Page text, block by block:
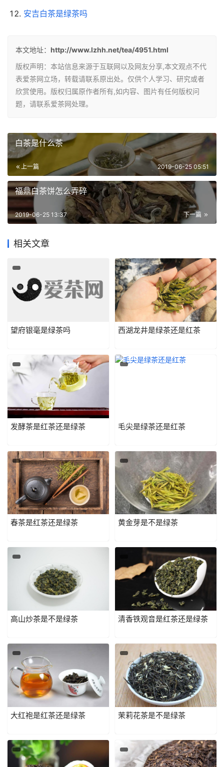
安吉白茶是绿茶吗
本文地址： http://www.lzhh.net/tea/4951.html
版权声明：本站信息来源于互联网以及网友分享,本文观点不代
表爱茶网立场，转载请联系原出处。仅供个人学习、研究或者
欣赏使用。版权归属原作者所有,如内容、图片有任何版权问
题，请联系爱茶网处理。
白茶是什么茶
上一篇 2019-06-25 05:51
福鼎白茶饼怎么弄碎
下一篇
2019-06-25 13:37
相关文章
望府银毫是绿茶吗 西湖龙井是绿茶还是红茶
发酵茶是红茶还是绿茶 毛尖是绿茶还是红茶
春茶是红茶还是绿茶 黄金芽是不是绿茶
高山炒茶是不是绿茶 清香铁观音是红茶还是绿茶
大红袍是红茶还是绿茶 茉莉花茶是不是绿茶